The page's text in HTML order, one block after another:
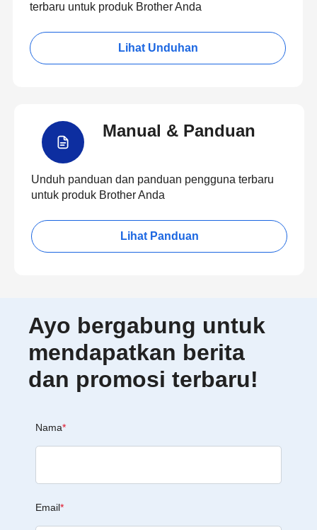
terbaru untuk produk Brother Anda
Lihat Unduhan
Manual & Panduan
Unduh panduan dan panduan pengguna terbaru
untuk produk Brother Anda
Lihat Panduan
Ayo bergabung untuk
mendapatkan berita
dan promosi terbaru!
Nama*
Email*